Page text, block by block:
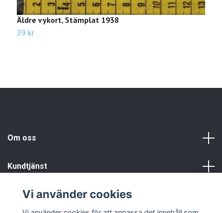
Äldre vykort, Stämplat 1938
39 kr
Om oss
Kundtjänst
Vi använder cookies